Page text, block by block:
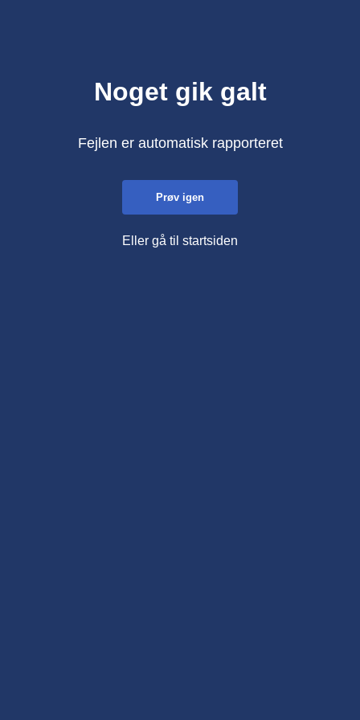
Noget gik galt
Fejlen er automatisk rapporteret
Prøv igen
Eller gå til startsiden